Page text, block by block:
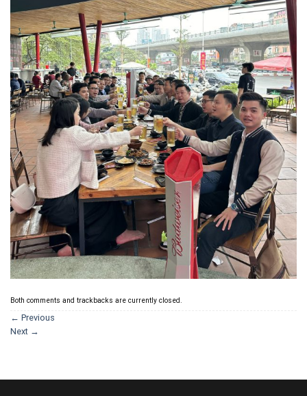
Both comments and trackbacks are currently closed.
← Previous
Next →